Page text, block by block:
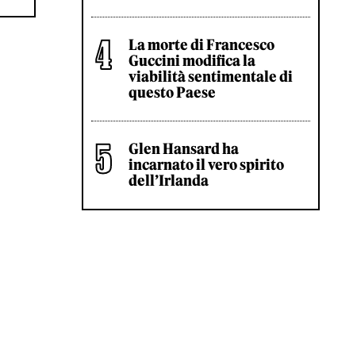
La morte di Francesco
Guccini modifica la
viabilità sentimentale di
questo Paese
Glen Hansard ha
incarnato il vero spirito
dell’Irlanda